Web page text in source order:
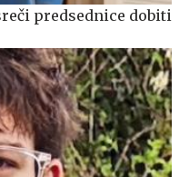
predsednice dobiti